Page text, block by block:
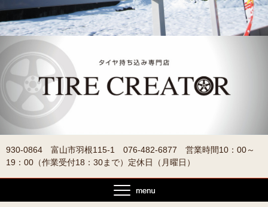
930-0864 富山市羽根115-1 076-482-6877 営業時間10：00～
19：00（作業受付18：30まで）定休日（月曜日）